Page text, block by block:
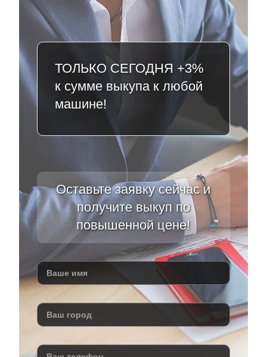
ТОЛЬКО СЕГОДНЯ +3%
к сумме выкупа к любой
машине!
Оставьте заявку сейчас и
получите выкуп по
повышенной цене!